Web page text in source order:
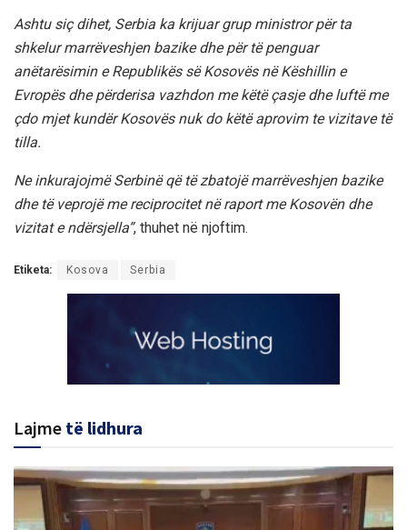
Ashtu siç dihet, Serbia ka krijuar grup ministror për ta
shkelur marrëveshjen bazike dhe për të penguar
anëtarësimin e Republikës së Kosovës në Këshillin e
Evropës dhe përderisa vazhdon me këtë çasje dhe luftë me
çdo mjet kundër Kosovës nuk do këtë aprovim te vizitave të
tilla.
Ne inkurajojmë Serbinë që të zbatojë marrëveshjen bazike
dhe të veprojë me reciprocitet në raport me Kosovën dhe
vizitat e ndërsjella”, thuhet në njoftim.
Etiketa: Kosova Serbia
Lajme të lidhura